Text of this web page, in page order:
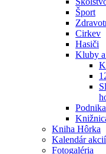
Šport
Cirkev
Hasiči
Kluby
Kniha Hôrka
Kalendár akcií
Fotogaléria